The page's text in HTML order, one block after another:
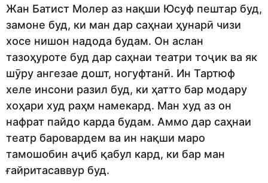
Жан Батист Молер аз нақши Юсуф пештар буд,
замоне буд, ки ман дар саҳнаи ҳунарӣ чизи
хосе нишон надода будам. Он аслан
тазоҳуроте буд дар саҳнаи театри тоҷик ва як
шӯру ангезае дошт, ногуфтанӣ. Ин Тартюф
хеле инсони разил буд, ки ҳатто бар модару
хоҳари худ раҳм намекард. Ман худ аз он
нафрат пайдо карда будам. Аммо дар саҳнаи
театр баровардем ва ин нақши маро
тамошобин аҷиб қабул кард, ки бар ман
ғайритасаввур буд.